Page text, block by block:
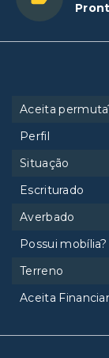
Aceita
Perfil
Situação
Escriturado
Averbado
Possui mobília?
Terreno
Aceita